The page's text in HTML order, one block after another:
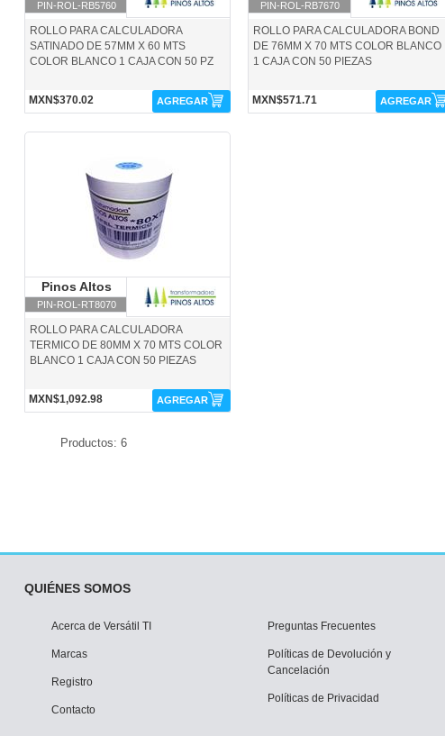
PIN-ROL-RB5760
ROLLO PARA CALCULADORA
SATINADO DE 57MM X 60 MTS
COLOR BLANCO 1 CAJA CON 50 PZ
MXN$370.02 AGREGAR
PIN-ROL-RB7670
ROLLO PARA CALCULADORA BOND
DE 76MM X 70 MTS COLOR BLANCO
1 CAJA CON 50 PIEZAS
MXN$571.71 AGREGAR
Pinos Altos
PIN-ROL-RT8070
Pinos Altos
ROLLO PARA CALCULADORA
TERMICO DE 80MM X 70 MTS COLOR
BLANCO 1 CAJA CON 50 PIEZAS
MXN$1,092.98 AGREGAR
Productos: 6
QUIÉNES SOMOS
Acerca de Versátil TI
Marcas
Registro
Contacto
Preguntas Frecuentes
Políticas de Devolución y
Cancelación
Políticas de Privacidad